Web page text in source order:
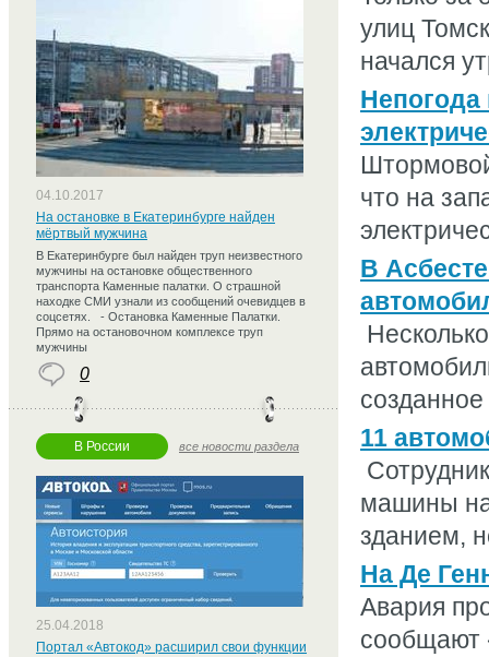
улиц
начался
что на
В
11
машины
зданием,
На Де
Авария
сообщают
04.10.2017
На остановке в Екатеринбурге найден
мёртвый мужчина
В Екатеринбурге был найден труп неизвестного
мужчины на остановке общественного
транспорта Каменные палатки. О страшной
находке СМИ узнали из сообщений очевидцев в
соцсетях. - Остановка Каменные Палатки.
Прямо на остановочном комплексе труп
мужчины
0
В России все новости раздела
25.04.2018
Портал «Автокод» расширил свои функции